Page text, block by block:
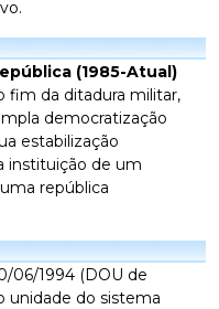
(1985-Atual)
fim da ditadura militar,
democratização
estabilização
instituição de um
república
06/1994 (DOU de
unidade do sistema